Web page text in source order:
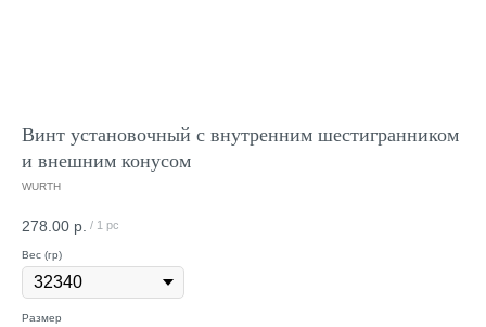
Винт установочный с внутренним шестигранником
и внешним конусом
WURTH
278.00 р. / 1 pc
Вес (гр)
Размер